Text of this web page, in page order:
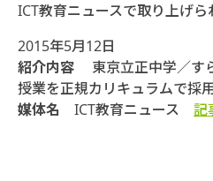
ICT教育ニュースで取り上げら
2015年5月12日
紹介内容 東京立正中学／す
授業を正規カリキュラムで採
媒体名 ICT教育ニュース 記